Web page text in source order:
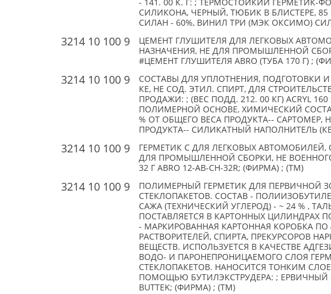
- 141. 00 К. Г: ; ТЕРМОСТОЙКИЙ ГЕРМЕТИК-
СИЛИКОНА, ЧЕРНЫЙ, ТЮБИК В БЛИСТЕРЕ,
СИЛАН - 60%, ВИНИЛ ТРИ (МЭК ОКСИМО)
3214 10 100 9
ЦЕМЕНТ ГЛУШИТЕЛЯ ДЛЯ ЛЕГКОВЫХ
НАЗНАЧЕНИЯ, НЕ ДЛЯ ПРОМЫШЛЕННОЙ
#ЦЕМЕНТ ГЛУШИТЕЛЯ ABRO (ТУБА 170 Г) ;
3214 10 100 9
СОСТАВЫ ДЛЯ УПЛОТНЕНИЯ, ПОДГОТОВКИ
КЕ, НЕ СОД. ЭТИЛ. СПИРТ, ДЛЯ
ПРОДАЖИ: ; (ВЕС ПОДД. 212. 00 КГ) ACRYL 160
ПОЛИМЕРНОЙ ОСНОВЕ, ХИМИЧЕСКИЙ
% ОТ ОБЩЕГО ВЕСА ПРОДУКТА-- САРТОМЕР,
ПРОДУКТА-- СИЛИКАТНЫЙ НАПОЛНИТЕЛЬ
3214 10 100 9
ГЕРМЕТИК С ДЛЯ ЛЕГКОВЫХ
ДЛЯ ПРОМЫШЛЕННОЙ СБОРКИ, НЕ
32 Г ABRO 12-AB-CH-32R; (ФИРМА) ; (TM)
3214 10 100 9
ПОЛИМЕРНЫЙ ГЕРМЕТИК ДЛЯ ПЕРВИЧНОЙ
СТЕКЛОПАКЕТОВ. СОСТАВ -
САЖА (ТЕХНИЧЕСКИЙ УГЛЕРОД) - ~ 24 % ,
ПОСТАВЛЯЕТСЯ В КАРТОННЫХ ЦИЛИНДРАХ
- МАРКИРОВАННАЯ КАРТОННАЯ КОРОБКА
РАСТВОРИТЕЛЕЙ, СПИРТА, ПРЕКУРСОРОВ
ВЕЩЕСТВ. ИСПОЛЬЗУЕТСЯ В КАЧЕСТВЕ
ВОДО- И ПАРОНЕПРОНИЦАЕМОГО СЛОЯ
СТЕКЛОПАКЕТОВ. НАНОСИТСЯ ТОНКИМ
ПОМОЩЬЮ БУТИЛЭКСТРУДЕРА: ;
BUTTEK; (ФИРМА) ; (TM)